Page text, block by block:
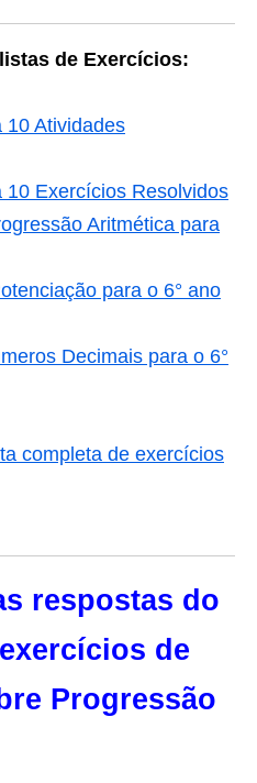
de Exercícios:
10 Atividades
10 Exercícios Resolvidos
Aritmética para
para o 6° ano
Decimais para o 6°
completa de exercícios
respostas do
de
Progressão